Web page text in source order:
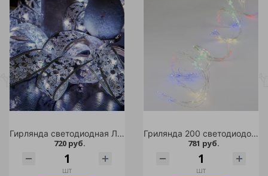
Гирлянда светодиодная ЛЕНТА 100 светодиодов, 10м., белый свет, на батарейках
720 руб.
шт
Грилянда 200 светодиодов "Лучи Росы" 2м, 10 нитей, разноцветный свет
781 руб.
шт